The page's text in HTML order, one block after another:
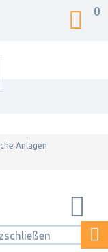
0
Anlagen